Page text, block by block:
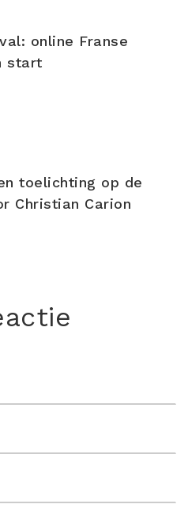
online Franse
start
toelichting op de
Christian Carion